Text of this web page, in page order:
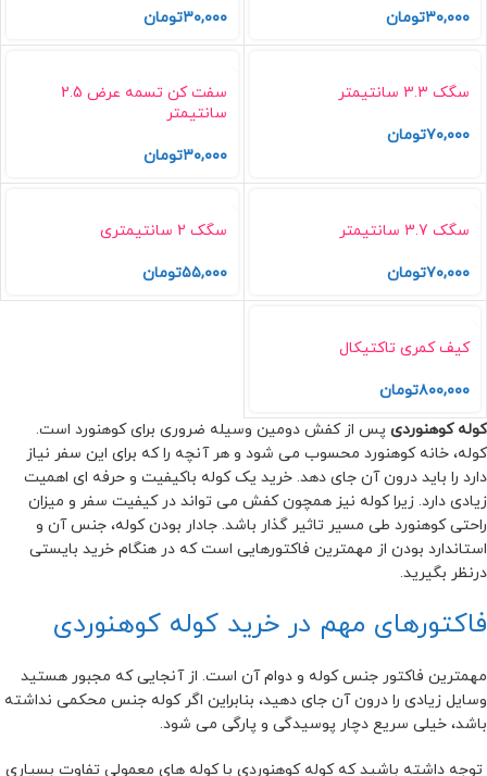
۳۰,۰۰۰تومان ۳۰,۰۰۰تومان
سگک 3.3 سانتیمتر
۷۰,۰۰۰تومان
سفت کن تسمه عرض 2.5
سانتیمتر
۳۰,۰۰۰تومان
سگک 3.7 سانتیمتر
۷۰,۰۰۰تومان
سگک 2 سانتیمتری
۵۵,۰۰۰تومان
کیف کمری تاکتیکال
۸۰۰,۰۰۰تومان
کوله کوهنوردی پس از کفش دومین وسیله ضروری برای کوهنورد است.
کوله، خانه کوهنورد محسوب می شود و هر آنچه را که برای این سفر نیاز
دارد را باید درون آن جای دهد. خرید یک کوله باکیفیت و حرفه ای اهمیت
زیادی دارد. زیرا کوله نیز همچون کفش می تواند در کیفیت سفر و میزان
راحتی کوهنورد طی مسیر تاثیر گذار باشد. جادار بودن کوله، جنس آن و
استاندارد بودن از مهمترین فاکتورهایی است که در هنگام خرید بایستی
درنظر بگیرید.
فاکتورهای مهم در خرید کوله کوهنوردی
مهمترین فاکتور جنس کوله و دوام آن است. از آنجایی که مجبور هستید
وسایل زیادی را درون آن جای دهید، بنابراین اگر کوله جنس محکمی نداشته
باشد، خیلی سریع دچار پوسیدگی و پارگی می شود.
توجه داشته باشید که کوله کوهنوردی با کوله های معمولی تفاوت بسیاری